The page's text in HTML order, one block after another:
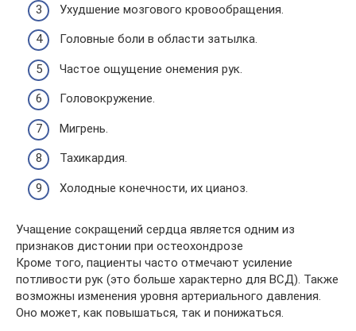
Ухудшение мозгового кровообращения.
Головные боли в области затылка.
Частое ощущение онемения рук.
Головокружение.
Мигрень.
Тахикардия.
Холодные конечности, их цианоз.
Учащение сокращений сердца является одним из
признаков дистонии при остеохондрозе
Кроме того, пациенты часто отмечают усиление
потливости рук (это больше характерно для ВСД). Также
возможны изменения уровня артериального давления.
Оно может, как повышаться, так и понижаться.